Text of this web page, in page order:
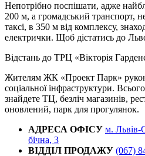
Непотрібно поспішати, адже
200 м, а громадський транспорт,
таксі, в 350 м від комплексу,
електрички. Щоб дістатись до
Відстань до ТРЦ «Вікторія
Жителям ЖК «Проект Парк»
соціальної інфраструктури.
знайдете ТЦ, безліч магазинів,
оновлений, парк для прогулянок.
АДРЕСА ОФІСУ м. Львів-
бічна, 3
ВІДДІЛ ПРОДАЖУ (067)